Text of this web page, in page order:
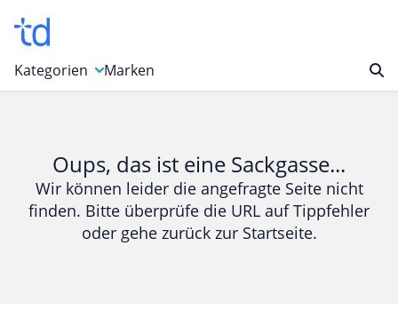
Kategorien
Bücher & Magazine
Computer & Elektronik
Entertainment & Media
Marken
Oups, das ist eine Sackgasse...
Wir können leider die angefragte Seite nicht
finden. Bitte überprüfe die URL auf Tippfehler
oder gehe zurück zur Startseite.